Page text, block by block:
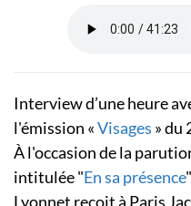
Interview d’une heure
l'émission «Visages » du
À l'occasion de la
intitulée "En sa présence
Lyonnet reçoit à Paris